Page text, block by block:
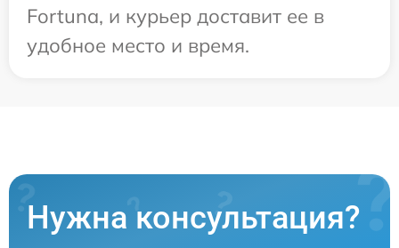
Fortuna, и курьер доставит ее в
удобное место и время.
Нужна консультация?